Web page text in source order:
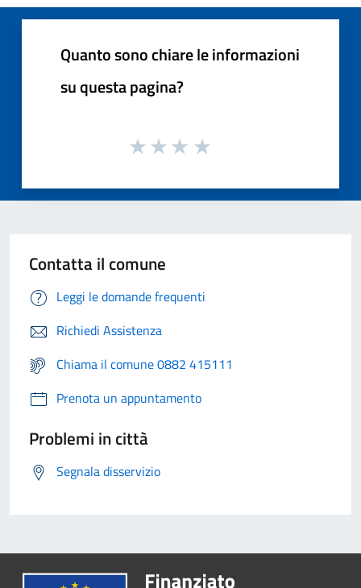
Quanto sono chiare le informazioni
su questa pagina?
Contatta il comune
Leggi le domande frequenti
Richiedi Assistenza
Chiama il comune 0882 415111
Prenota un appuntamento
Problemi in città
Segnala disservizio